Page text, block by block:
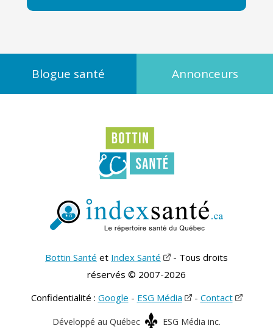
Blogue santé Annonceurs
Bottin Santé et Index Santé
- Tous droits
réservés © 2007-2026
Confidentialité : Google - ESG Média - Contact
Développé au Québec ESG Média inc.